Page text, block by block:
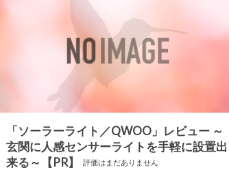
「ソーラーライト／QWOO」レビュー ～
玄関に人感センサーライトを手軽に設置出
来る～【PR】
評価はまだありません